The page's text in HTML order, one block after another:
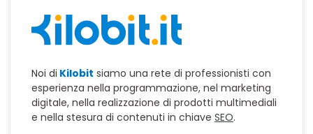
Noi di Kilobit siamo una rete di professionisti con
esperienza nella programmazione, nel marketing
digitale, nella realizzazione di prodotti multimediali
e nella stesura di contenuti in chiave SEO.